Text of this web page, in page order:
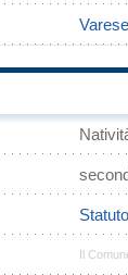
Varese
Statuto
Il